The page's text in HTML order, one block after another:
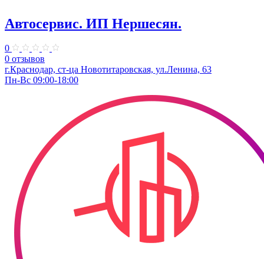
Автосервис. ИП Нершесян.
0
0 отзывов
г.Краснодар, ст-ца Новотитаровская, ул.Ленина, 63
Пн-Вс 09:00-18:00